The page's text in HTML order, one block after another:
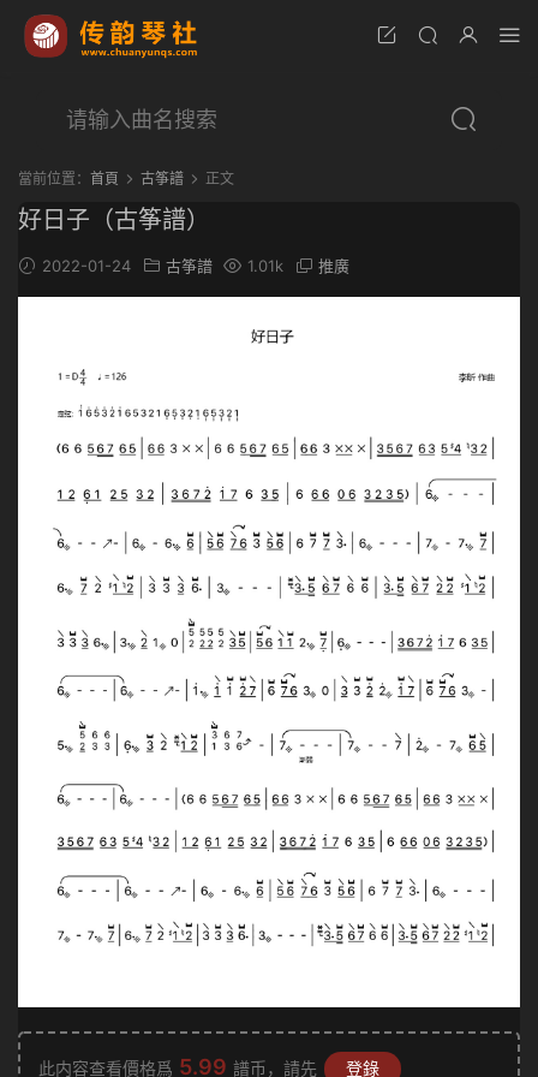
當前位置： 首頁 古筝譜 正文
好日子（古筝譜）
2022-01-24 古筝譜 1.01k 推廣
此内容查看價格爲 5.99 譜币，請先 登錄